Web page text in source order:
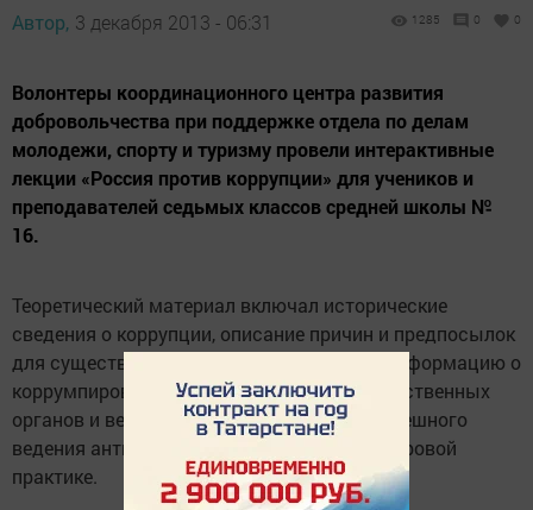
Автор, 3 декабря 2013 - 06:31 1285 0 0
Волонтеры координационного центра развития
добровольчества при поддержке отдела по делам
молодежи, спорту и туризму провели интерактивные
лекции «Россия против коррупции» для учеников и
преподавателей седьмых классов средней школы №
16.
Теоретический материал включал исторические
сведения о коррупции, описание причин и предпосылок
для существования коррупции в России, информацию о
коррумпированности тех или иных государственных
органов и ведомств, а также - примеры успешного
ведения антикоррупционной политики в мировой
практике.